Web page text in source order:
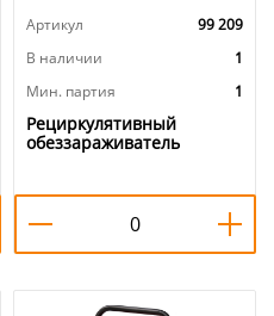
Артикул
99 209
В наличии
1
Мин. партия
1
Рециркулятивный
обеззараживатель